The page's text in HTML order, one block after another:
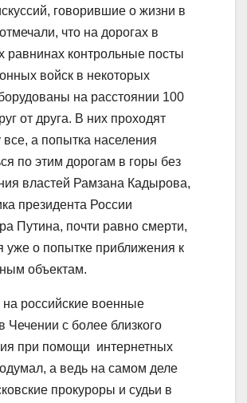
говорившие о жизни в
что на дорогах в
равнинах контрольные посты
войск в некоторых
на расстоянии 100
от друга. В них проходят
все, а попытка населения
по этим дорогам в горы без
властей Рамзана Кадырова,
президента России
Путина, почти равно смерти,
уже о попытке приближения к
объектам.
на российские военные
Чечении с более близкого
при помощи интернетных
а ведь на самом деле
прокуроры и судьи в